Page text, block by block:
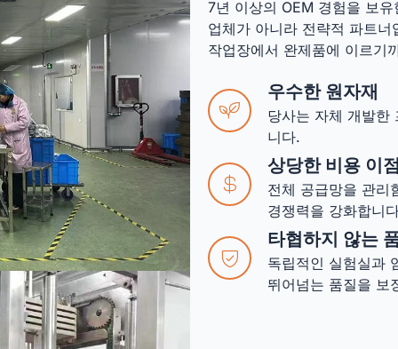
7년 이상의 OEM 경험을 보
업체가 아니라 전략적 파트
작업장에서 완제품에 이르기
우수한 원자재
당사는 자체 개발한
니다.
상당한 비용 이
전체 공급망을 관리
경쟁력을 강화합니
타협하지 않는
독립적인 실험실과
뛰어넘는 품질을 보